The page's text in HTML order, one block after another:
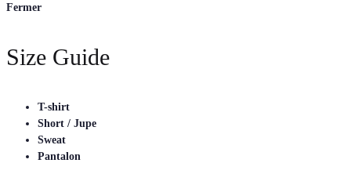
Fermer
Size Guide
T-shirt
Short / Jupe
Sweat
Pantalon